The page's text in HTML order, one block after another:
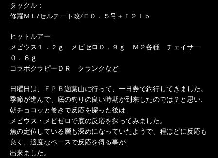
タックル：
修羅ＭＬ/セルテート改/Ｅ０．５号＋Ｆ２ｌｂ
ヒットルアー：
メビウス１．２ｇ メビゼロ０．９ｇ Ｍ２各種 チェイサー
０．６ｇ
コラボクラピーＤＲ クランクなど
日曜日は、ＦＰＢ迦葉山に行って、一日券で釣行してきました。
季節が進んで、底の釣りの良い時期が到来したのでは？と思い、
朝チョコッと巻きで反応を探った後は、
メビウス・メビゼロで底の反応を探ってみました。
魚の定位している層も深めになっていたようで、程ほどに反応も
良く、適度なペースで反応を得る事が、
出来ました。